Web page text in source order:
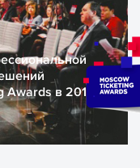
Awards в 2018